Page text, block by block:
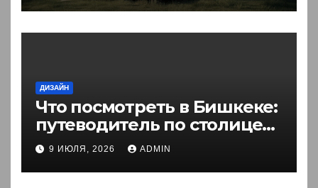
ДИЗАЙН
Что посмотреть в Бишкеке:
путеводитель по столице
Кыргызстана
9 ИЮЛЯ, 2026 ADMIN